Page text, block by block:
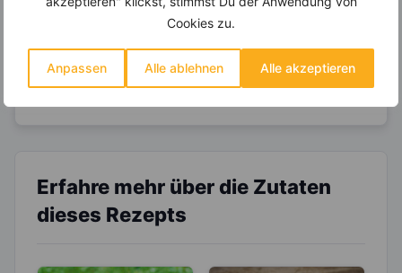
Cookies zu.
Anpassen Alle ablehnen Alle akzeptieren
dynamische
Entdecke dieinvi
-Mitgliedschaft und erhalte
Erfahre mehr über die Zutaten
dieses Rezepts